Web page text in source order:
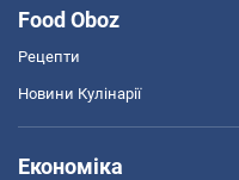
Food Oboz
Рецепти
Новини Кулінарії
Економіка